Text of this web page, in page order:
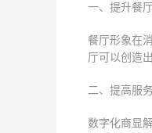
一、提升餐
餐厅形象在
厅可以创造
二、提高服
数字化商显